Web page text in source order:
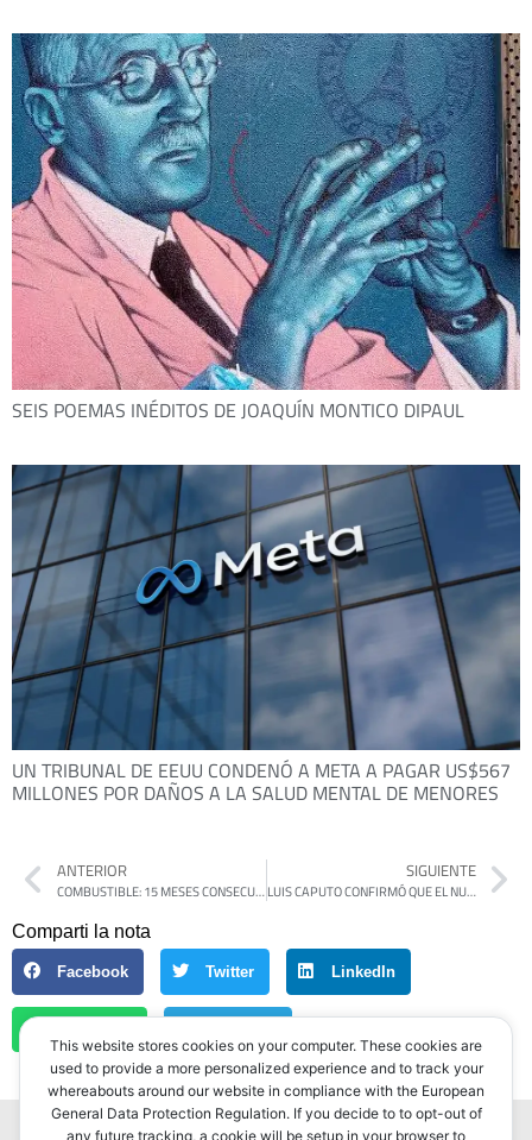
SEIS POEMAS INÉDITOS DE JOAQUÍN MONTICO DIPAUL
UN TRIBUNAL DE EEUU CONDENÓ A META A PAGAR US$567
MILLONES POR DAÑOS A LA SALUD MENTAL DE MENORES
ANTERIOR
COMBUSTIBLE: 15 MESES CONSECUTIVOS DE CAÍDA EN EL CONSUMO
SIGUIENTE
LUIS CAPUTO CONFIRMÓ QUE EL NUEVO ACUERDO CON EL FMI ES POR 20 MILLONES DE DÓLARES
Comparti la nota
Facebook Twitter LinkedIn
This website stores cookies on your computer. These cookies are
used to provide a more personalized experience and to track your
whereabouts around our website in compliance with the European
General Data Protection Regulation. If you decide to to opt-out of
any future tracking, a cookie will be setup in your browser to